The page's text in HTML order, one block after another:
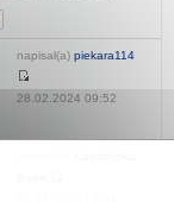
napisał(a) piekara114
28.02.2024 09:52